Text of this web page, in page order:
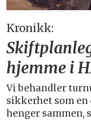
Kronikk:
hjemme i
Vi behandler
sikkerhet som en
henger sammen,